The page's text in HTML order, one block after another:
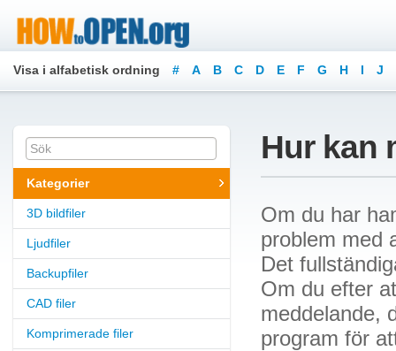
Visa i alfabetisk ordning # A B C D E F G H I J
Kategorier
3D bildfiler
Ljudfiler
Backupfiler
CAD filer
Komprimerade filer
Hur kan
Om du har
problem med
Det
Om du efter
meddelande,
program för